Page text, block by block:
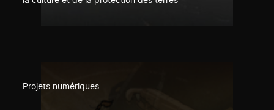
Projets numériques